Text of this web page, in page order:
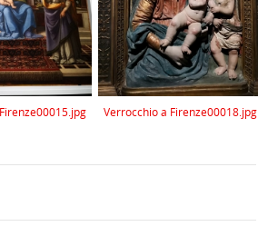
Verrocchio a Firenze00018.jpg